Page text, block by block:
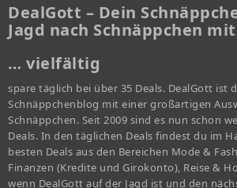
DealGott – Dein
Jagd nach Schnäppchen
… vielfältig
spare täglich bei über 35 Deals. DealGott ist
Schnäppchenblog mit einer großartigen
Schnäppchen. Seit 2009 sind es nun schon
Deals. In den täglichen Deals findest du im
besten Deals aus den Bereichen Mode &
Finanzen (Kredite und Girokonto), Reise &
wenn DealGott auf der Jagd ist und den